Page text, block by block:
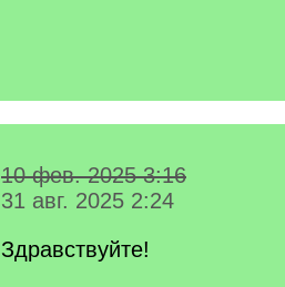
10 фев. 2025 3:16
31 авг. 2025 2:24
Здравствуйте!